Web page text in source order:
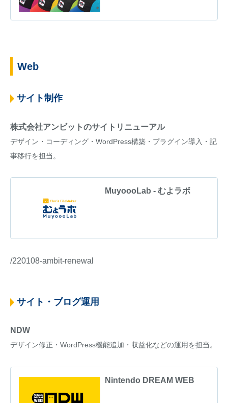
Web
サイト制作
株式会社アンビットのサイトリニューアル
デザイン・コーディング・WordPress構築・プラグイン導入・記
事移行を担当。
MuyoooLab - むよラボ
/220108-ambit-renewal
サイト・ブログ運用
NDW
デザイン修正・WordPress機能追加・収益化などの運用を担当。
Nintendo DREAM WEB